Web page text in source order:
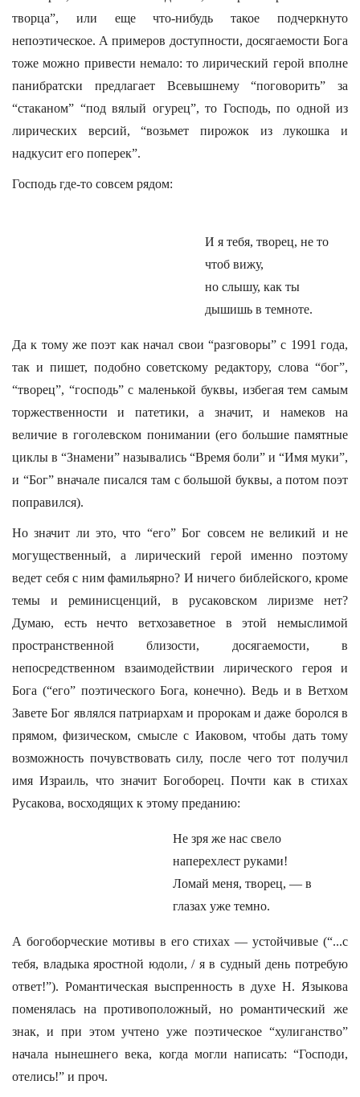
творца”, или еще что-нибудь такое подчеркнуто
непоэтическое. А примеров доступности, досягаемости Бога
тоже можно привести немало: то лирический герой вполне
панибратски предлагает Всевышнему “поговорить” за
“стаканом” “под вялый огурец”, то Господь, по одной из
лирических версий, “возьмет пирожок из лукошка и
надкусит его поперек”.
Господь где-то совсем рядом:
И я тебя, творец, не то
чтоб вижу,
но слышу, как ты
дышишь в темноте.
Да к тому же поэт как начал свои “разговоры” с 1991 года,
так и пишет, подобно советскому редактору, слова “бог”,
“творец”, “господь” с маленькой буквы, избегая тем самым
торжественности и патетики, а значит, и намеков на
величие в гоголевском понимании (его большие памятные
циклы в “Знамени” назывались “Время боли” и “Имя муки”,
и “Бог” вначале писался там с большой буквы, а потом поэт
поправился).
Но значит ли это, что “его” Бог совсем не великий и не
могущественный, а лирический герой именно поэтому
ведет себя с ним фамильярно? И ничего библейского, кроме
темы и реминисценций, в русаковском лиризме нет?
Думаю, есть нечто ветхозаветное в этой немыслимой
пространственной близости, досягаемости, в
непосредственном взаимодействии лирического героя и
Бога (“его” поэтического Бога, конечно). Ведь и в Ветхом
Завете Бог являлся патриархам и пророкам и даже боролся в
прямом, физическом, смысле с Иаковом, чтобы дать тому
возможность почувствовать силу, после чего тот получил
имя Израиль, что значит Богоборец. Почти как в стихах
Русакова, восходящих к этому преданию:
Не зря же нас свело
наперехлест руками!
Ломай меня, творец, — в
глазах уже темно.
А богоборческие мотивы в его стихах — устойчивые (“...с
тебя, владыка яростной юдоли, / я в судный день потребую
ответ!”). Романтическая выспренность в духе Н. Языкова
поменялась на противоположный, но романтический же
знак, и при этом учтено уже поэтическое “хулиганство”
начала нынешнего века, когда могли написать: “Господи,
отелись!” и проч.